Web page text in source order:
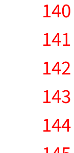
140
141
142
143
144